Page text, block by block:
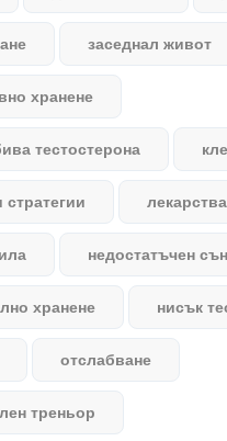
заседнал живот
хранене
тестостерона
лекарства
недостатъчен сън
хранене нисък
отслабване
треньор